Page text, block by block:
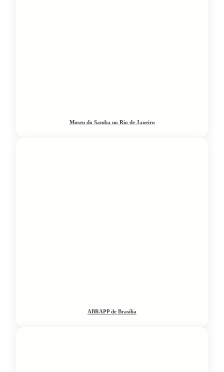
Museu do Samba no Rio de Janeiro
ABRAPP de Brasília